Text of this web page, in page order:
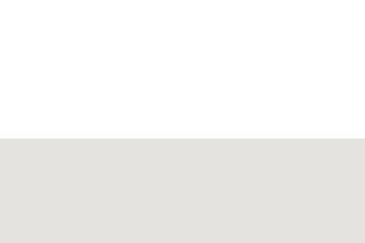
et 1 avec un lit superposé pour 3 personnes. Il